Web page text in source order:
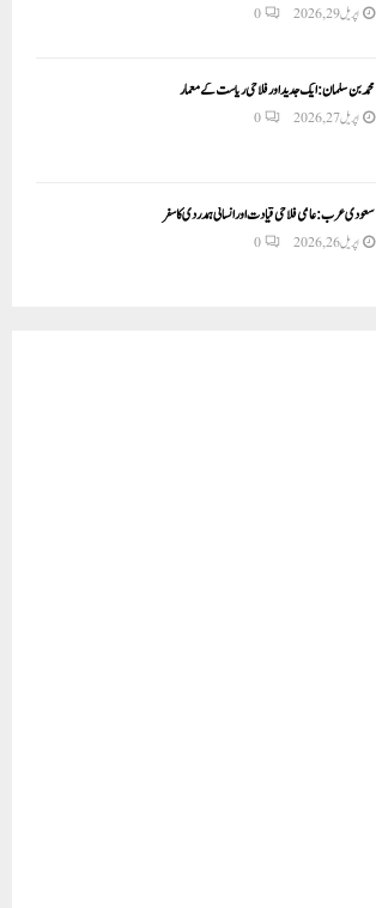
اپریل 29, 2026 0
محمد بن سلمان: ایک جدید اور فلاحی ریاست کے معمار
اپریل 27, 2026 0
سعودی عرب: عالمی فلاحی قیادت اور انسانی ہمدردی کا سفر
اپریل 26, 2026 0